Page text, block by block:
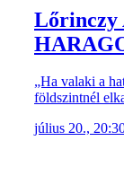
Lőrinczy
„Ha valaki a
földszintnél
július 20.,